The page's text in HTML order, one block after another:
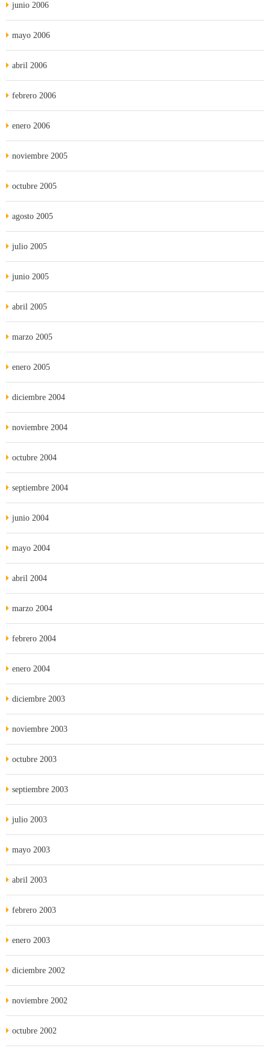
junio 2006
mayo 2006
abril 2006
febrero 2006
enero 2006
noviembre 2005
octubre 2005
agosto 2005
julio 2005
junio 2005
abril 2005
marzo 2005
enero 2005
diciembre 2004
noviembre 2004
octubre 2004
septiembre 2004
junio 2004
mayo 2004
abril 2004
marzo 2004
febrero 2004
enero 2004
diciembre 2003
noviembre 2003
octubre 2003
septiembre 2003
julio 2003
mayo 2003
abril 2003
febrero 2003
enero 2003
diciembre 2002
noviembre 2002
octubre 2002